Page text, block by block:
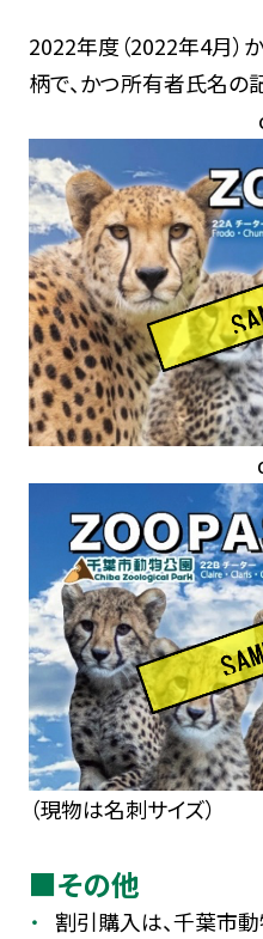
2022年度（2022年4月）
柄で、かつ所有者氏名の
（現物は名刺サイズ）
■その他
割引購入は、千葉市